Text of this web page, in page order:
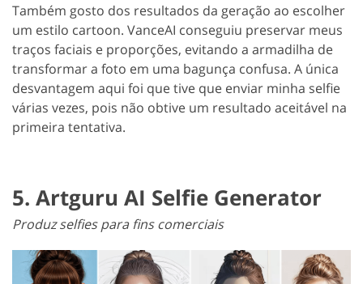
Também gosto dos resultados da geração ao escolher
um estilo cartoon. VanceAI conseguiu preservar meus
traços faciais e proporções, evitando a armadilha de
transformar a foto em uma bagunça confusa. A única
desvantagem aqui foi que tive que enviar minha selfie
várias vezes, pois não obtive um resultado aceitável na
primeira tentativa.
5. Artguru AI Selfie Generator
Produz selfies para fins comerciais